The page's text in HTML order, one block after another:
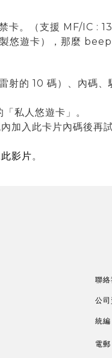
卡。
（支援 MF/IC :
悠遊卡），那麼
射的 10 碼）、內碼
私人悠遊卡」。
加入此卡片內碼後再試
此影片。
聯
公
統
電郵